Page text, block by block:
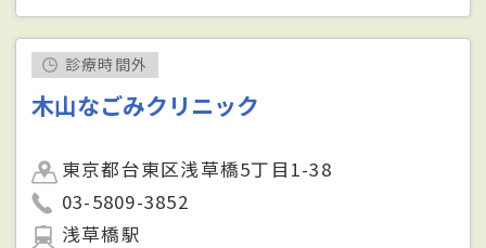
診療時間外
木山なごみクリニック
東京都台東区浅草橋5丁目1-38
03-5809-3852
浅草橋駅